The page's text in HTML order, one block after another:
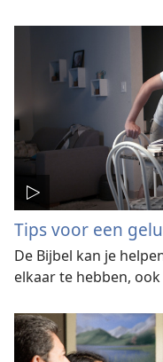
Tips voor een
De Bijbel kan je
elkaar te hebben,